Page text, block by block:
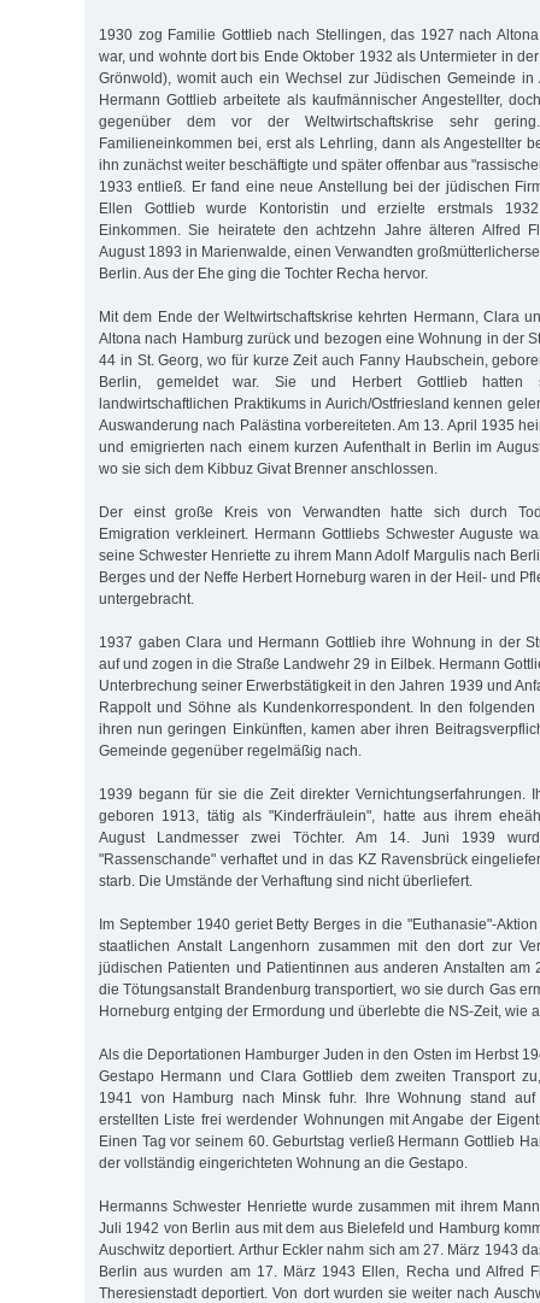
1930 zog Familie Gottlieb nach Stellingen, das 1927 nach
war, und wohnte dort bis Ende Oktober 1932 als Untermieter in
Grönwold), womit auch ein Wechsel zur Jüdischen Gemeinde in
Hermann Gottlieb arbeitete als kaufmännischer Angestellter,
gegenüber dem vor der Weltwirtschaftskrise sehr
Familieneinkommen bei, erst als Lehrling, dann als Angestellter
ihn zunächst weiter beschäftigte und später offenbar aus
1933 entließ. Er fand eine neue Anstellung bei der jüdischen
Ellen Gottlieb wurde Kontoristin und erzielte erstmals
Einkommen. Sie heiratete den achtzehn Jahre älteren Alfred
August 1893 in Marienwalde, einen Verwandten
Berlin. Aus der Ehe ging die Tochter Recha hervor.
Mit dem Ende der Weltwirtschaftskrise kehrten Hermann, Clara
Altona nach Hamburg zurück und bezogen eine Wohnung in der
44 in St. Georg, wo für kurze Zeit auch Fanny Haubschein,
Berlin, gemeldet war. Sie und Herbert Gottlieb hatten
landwirtschaftlichen Praktikums in Aurich/Ostfriesland kennen
Auswanderung nach Palästina vorbereiteten. Am 13. April 1935
und emigrierten nach einem kurzen Aufenthalt in Berlin im
wo sie sich dem Kibbuz Givat Brenner anschlossen.
Der einst große Kreis von Verwandten hatte sich durch
Emigration verkleinert. Hermann Gottliebs Schwester Auguste
seine Schwester Henriette zu ihrem Mann Adolf Margulis nach
Berges und der Neffe Herbert Horneburg waren in der Heil- und
untergebracht.
1937 gaben Clara und Hermann Gottlieb ihre Wohnung in der
auf und zogen in die Straße Landwehr 29 in Eilbek. Hermann
Unterbrechung seiner Erwerbstätigkeit in den Jahren 1939 und
Rappolt und Söhne als Kundenkorrespondent. In den
ihren nun geringen Einkünften, kamen aber ihren
Gemeinde gegenüber regelmäßig nach.
1939 begann für sie die Zeit direkter Vernichtungserfahrungen.
geboren 1913, tätig als "Kinderfräulein", hatte aus ihrem
August Landmesser zwei Töchter. Am 14. Juni 1939
"Rassenschande" verhaftet und in das KZ Ravensbrück
starb. Die Umstände der Verhaftung sind nicht überliefert.
Im September 1940 geriet Betty Berges in die "Euthanasie"-
staatlichen Anstalt Langenhorn zusammen mit den dort zur
jüdischen Patienten und Patientinnen aus anderen Anstalten am
die Tötungsanstalt Brandenburg transportiert, wo sie durch Gas
Horneburg entging der Ermordung und überlebte die NS-Zeit, wie
Als die Deportationen Hamburger Juden in den Osten im Herbst
Gestapo Hermann und Clara Gottlieb dem zweiten Transport
1941 von Hamburg nach Minsk fuhr. Ihre Wohnung stand
erstellten Liste frei werdender Wohnungen mit Angabe der
Einen Tag vor seinem 60. Geburtstag verließ Hermann Gottlieb
der vollständig eingerichteten Wohnung an die Gestapo.
Hermanns Schwester Henriette wurde zusammen mit ihrem
Juli 1942 von Berlin aus mit dem aus Bielefeld und Hamburg
Auschwitz deportiert. Arthur Eckler nahm sich am 27. März 1943
Berlin aus wurden am 17. März 1943 Ellen, Recha und Alfred
Theresienstadt deportiert. Von dort wurden sie weiter nach